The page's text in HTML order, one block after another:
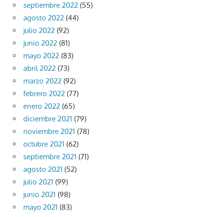
septiembre 2022 (55)
agosto 2022 (44)
julio 2022 (92)
junio 2022 (81)
mayo 2022 (83)
abril 2022 (73)
marzo 2022 (92)
febrero 2022 (77)
enero 2022 (65)
diciembre 2021 (79)
noviembre 2021 (78)
octubre 2021 (62)
septiembre 2021 (71)
agosto 2021 (52)
julio 2021 (99)
junio 2021 (98)
mayo 2021 (83)